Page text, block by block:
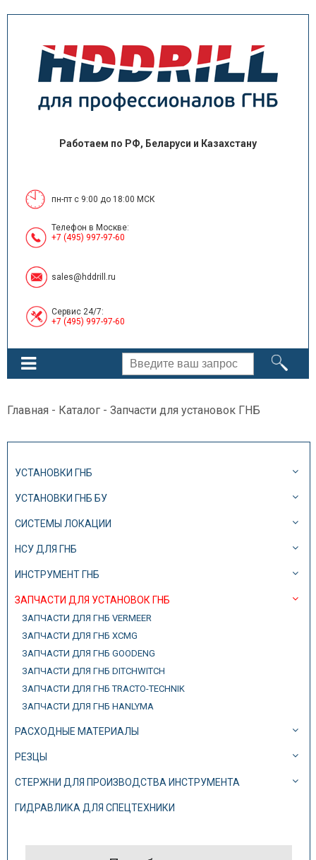
Работаем по РФ, Беларуси и Казахстану
пн-пт с 9:00 до 18:00 МСК
Телефон в Москве:
+7 (495) 997-97-60
sales@hddrill.ru
Сервис 24/7:
+7 (495) 997-97-60
Главная - Каталог - Запчасти для установок ГНБ
УСТАНОВКИ ГНБ
УСТАНОВКИ ГНБ БУ
СИСТЕМЫ ЛОКАЦИИ
НСУ ДЛЯ ГНБ
ИНСТРУМЕНТ ГНБ
ЗАПЧАСТИ ДЛЯ УСТАНОВОК ГНБ
ЗАПЧАСТИ ДЛЯ ГНБ VERMEER
ЗАПЧАСТИ ДЛЯ ГНБ XCMG
ЗАПЧАСТИ ДЛЯ ГНБ GOODENG
ЗАПЧАСТИ ДЛЯ ГНБ DITCHWITCH
ЗАПЧАСТИ ДЛЯ ГНБ TRACTO-TECHNIK
ЗАПЧАСТИ ДЛЯ ГНБ HANLYMA
РАСХОДНЫЕ МАТЕРИАЛЫ
РЕЗЦЫ
СТЕРЖНИ ДЛЯ ПРОИЗВОДСТВА ИНСТРУМЕНТА
ГИДРАВЛИКА ДЛЯ СПЕЦТЕХНИКИ